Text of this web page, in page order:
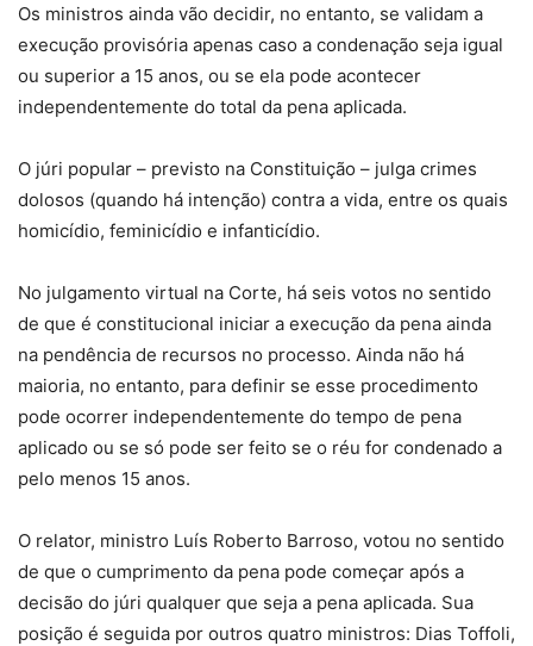
Os ministros ainda vão decidir, no entanto, se validam a
execução provisória apenas caso a condenação seja igual
ou superior a 15 anos, ou se ela pode acontecer
independentemente do total da pena aplicada.
O júri popular – previsto na Constituição – julga crimes
dolosos (quando há intenção) contra a vida, entre os quais
homicídio, feminicídio e infanticídio.
No julgamento virtual na Corte, há seis votos no sentido
de que é constitucional iniciar a execução da pena ainda
na pendência de recursos no processo. Ainda não há
maioria, no entanto, para definir se esse procedimento
pode ocorrer independentemente do tempo de pena
aplicado ou se só pode ser feito se o réu for condenado a
pelo menos 15 anos.
O relator, ministro Luís Roberto Barroso, votou no sentido
de que o cumprimento da pena pode começar após a
decisão do júri qualquer que seja a pena aplicada. Sua
posição é seguida por outros quatro ministros: Dias Toffoli,